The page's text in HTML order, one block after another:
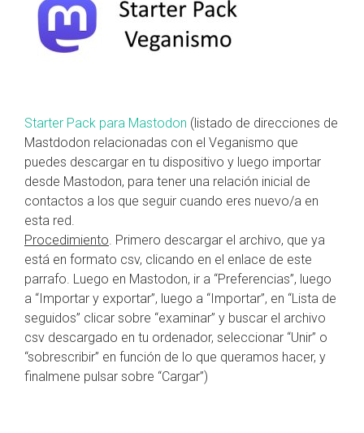
Starter Pack para Mastodon (listado de direcciones de
Mastdodon relacionadas con el Veganismo que
puedes descargar en tu dispositivo y luego importar
desde Mastodon, para tener una relación inicial de
contactos a los que seguir cuando eres nuevo/a en
esta red.
Procedimiento. Primero descargar el archivo, que ya
está en formato csv, clicando en el enlace de este
parrafo. Luego en Mastodon, ir a “Preferencias”, luego
a “Importar y exportar”, luego a “Importar”, en “Lista de
seguidos” clicar sobre “examinar” y buscar el archivo
csv descargado en tu ordenador, seleccionar “Unir” o
“sobrescribir” en función de lo que queramos hacer, y
finalmene pulsar sobre “Cargar”)